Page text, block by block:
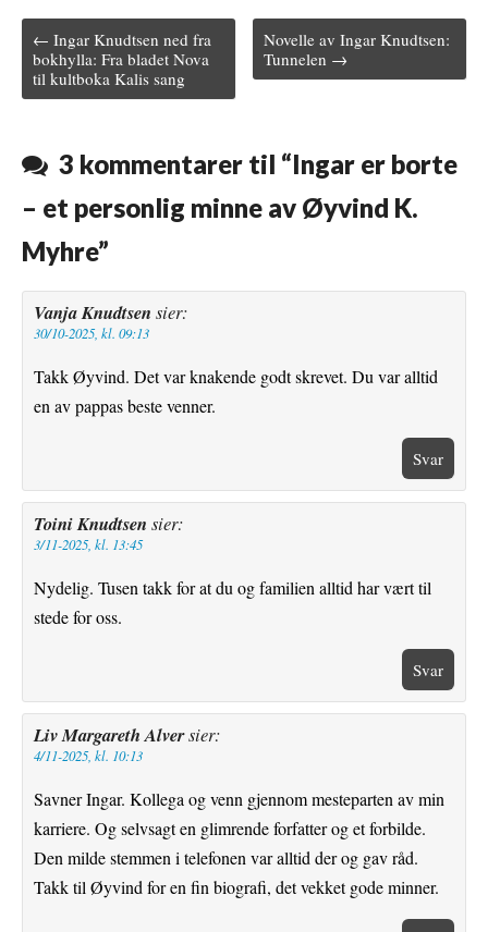
e
b
o
t
t
r
b
l
t
e
s
l
Post navigation
← Ingar Knudtsen ned fra
bokhylla: Fra bladet Nova
til kultboka Kalis sang
Novelle av Ingar Knudtsen:
Tunnelen →
3 kommentarer til “Ingar er borte
– et personlig minne av Øyvind K.
Myhre”
Vanja Knudtsen sier:
30/10-2025, kl. 09:13
Takk Øyvind. Det var knakende godt skrevet. Du var alltid
en av pappas beste venner.
Svar
Toini Knudtsen sier:
3/11-2025, kl. 13:45
Nydelig. Tusen takk for at du og familien alltid har vært til
stede for oss.
Svar
Liv Margareth Alversier:
4/11-2025, kl. 10:13
Savner Ingar. Kollega og venn gjennom mesteparten av min
karriere. Og selvsagt en glimrende forfatter og et forbilde.
Den milde stemmen i telefonen var alltid der og gav råd.
Takk til Øyvind for en fin biografi, det vekket gode minner.